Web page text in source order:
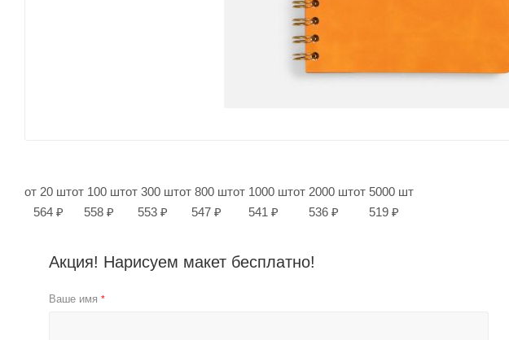
от 20 шт
564 ₽
от 100 шт
558 ₽
от 300 шт
553 ₽
от 800 шт
547 ₽
от 1000 шт
541 ₽
от 2000 шт
536 ₽
от 5000 шт
519 ₽
Акция! Нарисуем макет бесплатно!
Ваше имя *